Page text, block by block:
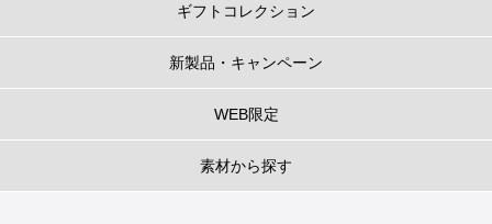
ギフトコレクション
新製品・キャンペーン
WEB限定
素材から探す